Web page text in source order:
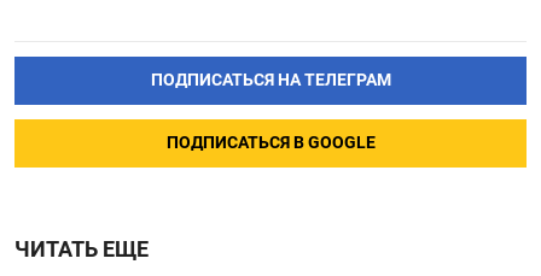
ПОДПИСАТЬСЯ НА ТЕЛЕГРАМ
ПОДПИСАТЬСЯ В GOOGLE
ЧИТАТЬ ЕЩЕ